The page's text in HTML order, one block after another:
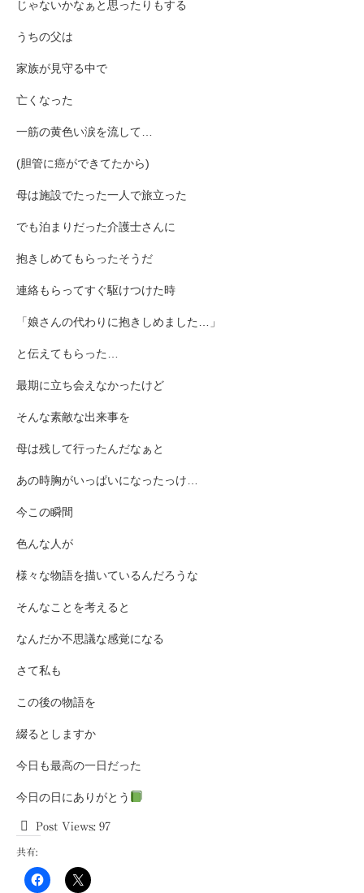
じゃないかなぁと思ったりもする
うちの父は
家族が見守る中で
亡くなった
一筋の黄色い涙を流して…
(胆管に癌ができてたから)
母は施設でたった一人で旅立った
でも泊まりだった介護士さんに
抱きしめてもらったそうだ
連絡もらってすぐ駆けつけた時
「娘さんの代わりに抱きしめました…」
と伝えてもらった…
最期に立ち会えなかったけど
そんな素敵な出来事を
母は残して行ったんだなぁと
あの時胸がいっぱいになったっけ…
今この瞬間
色んな人が
様々な物語を描いているんだろうな
そんなことを考えると
なんだか不思議な感覚になる
さて私も
この後の物語を
綴るとしますか
今日も最高の一日だった
今日の日にありがとう
Post Views: 97
共有: